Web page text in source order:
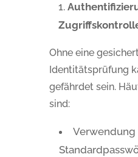
Ohne eine
Identitätsprüfung
gefährdet sein.
sind:
Verwendung